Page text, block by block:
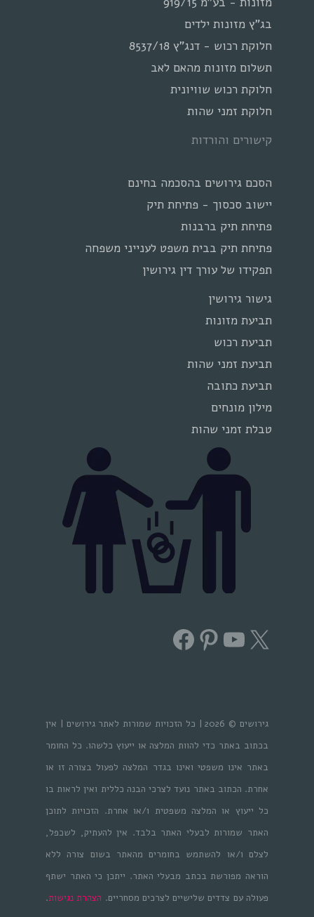
בג"ץ מזונות ילדים
חלוקת רכוש - דנג"ץ 8537/18
תשלום מזונות מהאם לאב
חלוקת רכוש שוויונית
חלוקת זמני שהות
קישורים והורדות
הסכם גירושים בהסכמה בחינם
יישוב סכסוך - פתיחת תיק
פתיחת תיק ברבנות
פתיחת תיק בבית משפט לענייני משפחה
תפקידו של עורך דין גירושין
גישור גירושין
תביעת מזונות
תביעת רכוש
תביעת זמני שהות
תביעת כתובה
מילון מונחים
טבלת זמני שהות
X
YouTube
Pinterest
Facebook
גירושים © 2026 | כל הזכויות שמורות לאתר גירושים | אין
בכתוב באתר כדי להוות המלצה או ייעוץ כלשהו. כל החומר
באתר אינו משפטי ואינו בגדר המלצה לפעול בצורה זו או
אחרת. הכתוב באתר נועד לצרכי הבנה כללית ואין לראות בו
כל ייעוץ או המלצה משפטית ו/או אחרת. הזכויות לתוכן
האתר שמורות לבעלי האתר בלבד. אין להעתיק, לשכפל,
לצלם ו/או להשתמש בחומרים מהאתר בשום צורה ללא
הוראה מפורשת בכתב מבעלי האתר. ייתכן כי האתר ישתף
פעולה עם צדדים שלישיים לצרכים מסחריים. הצהרת נגישות.